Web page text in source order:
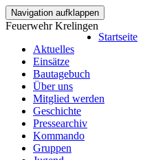
Navigation aufklappen
Feuerwehr Krelingen
Startseite
Aktuelles
Einsätze
Bautagebuch
Über uns
Mitglied werden
Geschichte
Pressearchiv
Kommando
Gruppen